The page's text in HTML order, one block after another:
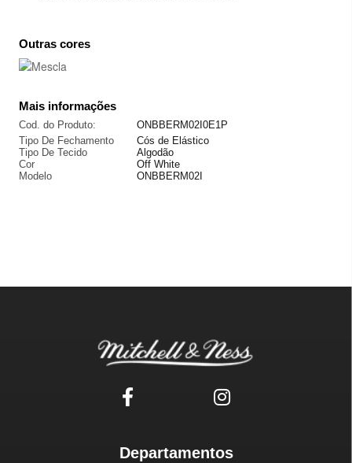
Outras cores
Mais informações
Cod. do Produto:
ONBBERM02I0E1P
Tipo De Fechamento
Cós de Elástico
Tipo De Tecido
Algodão
Cor
Off White
Modelo
ONBBERM02I
Departamentos